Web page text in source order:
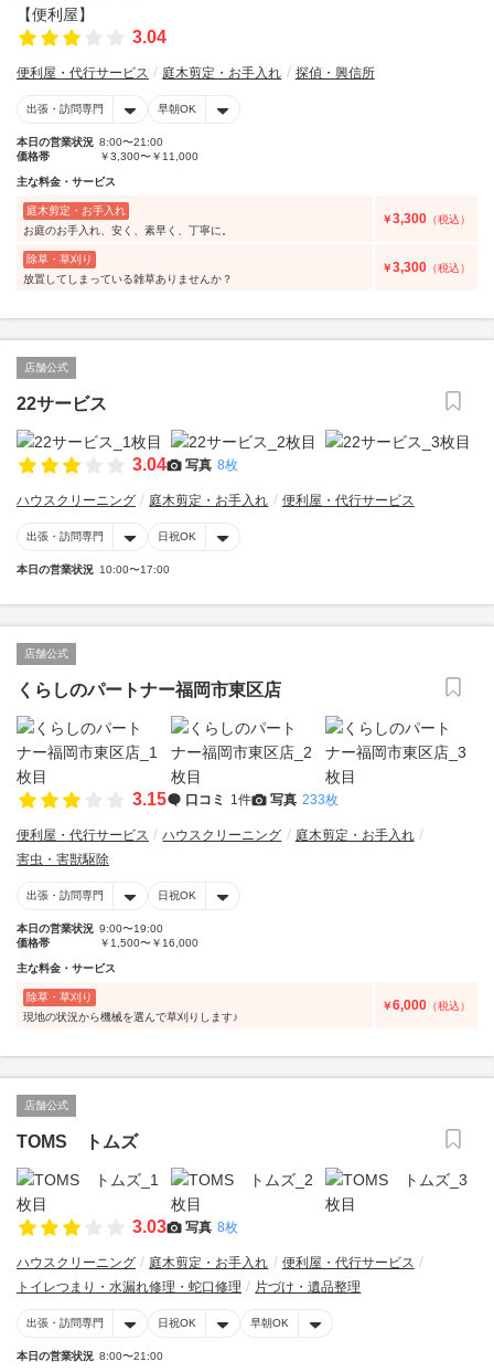
3.04
便利屋・代行サービス 庭木剪定・お手入れ 探偵・興信所
出張・訪問専門 早朝OK
本日の営業状況 8:00〜21:00
価格帯
￥3,300〜￥11,000
主な料金・サービス
庭木剪定・お手入れ
お庭のお手入れ、安く、素早く、丁寧に。
￥3,300 （税込）
除草・草刈り
放置してしまっている雑草ありませんか？
￥3,300 （税込）
店舗公式
22サービス
3.04 写真 8枚
ハウスクリーニング 庭木剪定・お手入れ 便利屋・代行サービス
出張・訪問専門 日祝OK
本日の営業状況 10:00〜17:00
店舗公式
くらしのパートナー福岡市東区店
3.15 口コミ 1件 写真 233枚
便利屋・代行サービス ハウスクリーニング
庭木剪定・お手入れ
害虫・害獣駆除
出張・訪問専門 日祝OK
本日の営業状況 9:00〜19:00
価格帯
￥1,500〜￥16,000
主な料金・サービス
除草・草刈り
現地の状況から機械を選んで草刈りします♪
￥6,000 （税込）
店舗公式
TOMS トムズ
3.03 写真 8枚
ハウスクリーニング 庭木剪定・お手入れ
便利屋・代行サービス
トイレつまり・水漏れ修理・蛇口修理
片づけ・遺品整理
出張・訪問専門 日祝OK 早朝OK
本日の営業状況 8:00〜21:00